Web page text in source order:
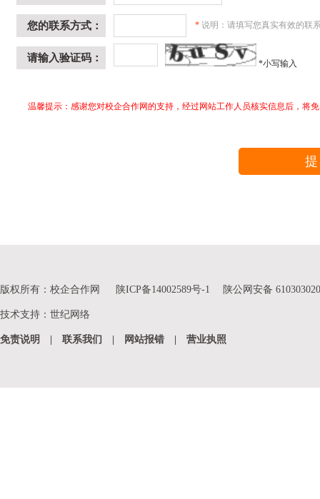
您的联系方式： * 说明：请填写您真实有效的联
请输入验证码： *小写输入
温馨提示：感谢您对校企合作网的支持，经过网站工作人员核实信息后，将
版权所有：校企合作网 陕ICP备14002589号-1 陕公网安备
技术支持 ： 世纪网络
免责说明 联系我们 网站报错 营业执照